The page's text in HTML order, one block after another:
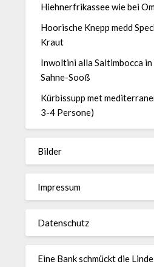
Hiehnerfrikassee wie bei
Hoorische Knepp medd
Kraut
Inwoltini alla Saltimbocca
Sahne-Sooß
Kürbissupp met
3-4 Persone)
Bilder
Impressum
Datenschutz
Eine Bank schmückt die